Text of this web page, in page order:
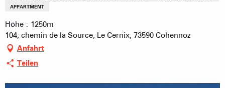
APPARTMENT
Höhe : 1250m
104, chemin de la Source, Le Cernix, 73590 Cohennoz
Anfahrt
Teilen